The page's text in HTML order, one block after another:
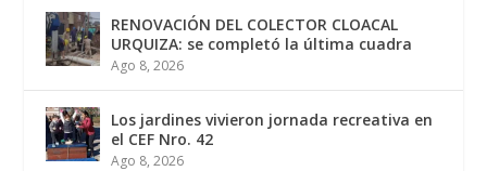
RENOVACIÓN DEL COLECTOR CLOACAL
URQUIZA: se completó la última cuadra
Ago 8, 2026
Los jardines vivieron jornada recreativa en
el CEF Nro. 42
Ago 8, 2026